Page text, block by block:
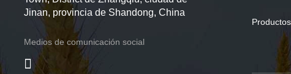
Jinan, provincia de Shandong, China
Medios de comunicación social